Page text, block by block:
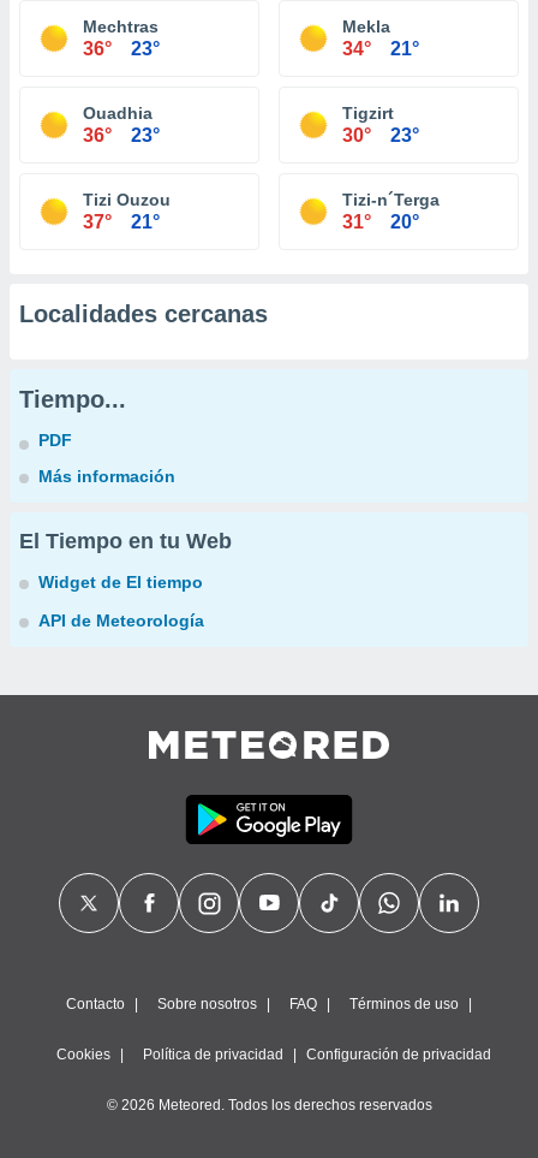
Mechtras
36° 23°
Mekla
34° 21°
Ouadhia
36° 23°
Tigzirt
30° 23°
Tizi Ouzou
37° 21°
Tizi-n´Terga
31° 20°
Localidades cercanas
Tiempo...
PDF
Más información
El Tiempo en tu Web
Widget de El tiempo
API de Meteorología
Contacto Sobre nosotros FAQ Términos de uso
Cookies Política de privacidad Configuración de privacidad
© 2026 Meteored. Todos los derechos reservados